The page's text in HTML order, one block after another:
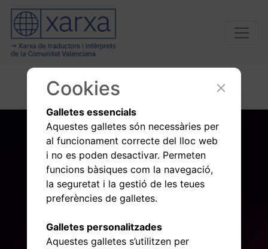
Cookies
Galletes essencials
Aquestes galletes són necessàries per
al funcionament correcte del lloc web
i no es poden desactivar. Permeten
funcions bàsiques com la navegació,
la seguretat i la gestió de les teues
preferències de galletes.
Galletes personalitzades
Aquestes galletes s’utilitzen per